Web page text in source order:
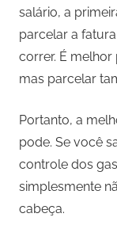
salário, a
parcelar a
correr. É
mas parcelar
Portanto, a
pode. Se você
controle dos
simplesmente
cabeça.